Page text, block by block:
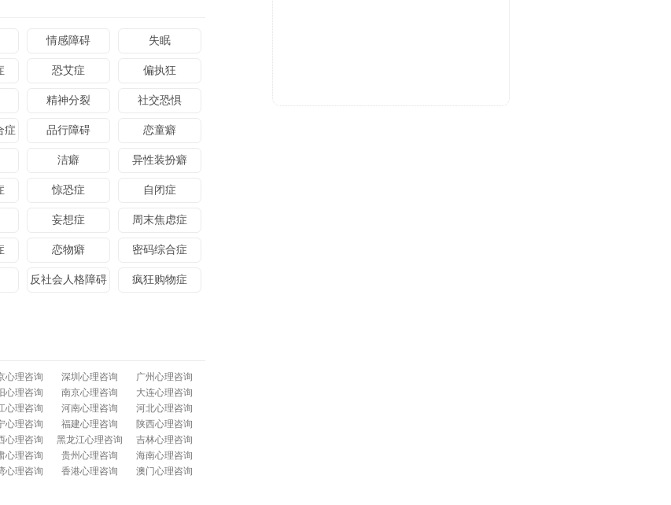
情感障碍 失眠
恐艾症 偏执狂
精神分裂 社交恐惧
症 品行障碍 恋童癖
洁癖 异性装扮癖
惊恐症 自闭症
妄想症 周末焦虑症
恋物癖 密码综合症
反社会人格障碍 疯狂购物症
心理咨询 深圳心理咨询
广州心理咨询
心理咨询 南京心理咨询
大连心理咨询
心理咨询 河南心理咨询
河北心理咨询
心理咨询 福建心理咨询
陕西心理咨询
心理咨询 黑龙江心理咨询
吉林心理咨询
心理咨询 贵州心理咨询
海南心理咨询
心理咨询 香港心理咨询
澳门心理咨询